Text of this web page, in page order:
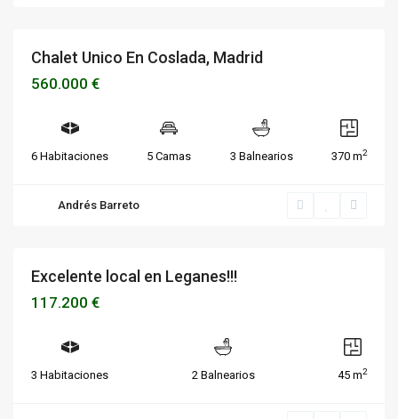
Chalet
Chalet Unico En Coslada, Madrid
560.000 €
6 Habitaciones 5 Camas 3 Balnearios 370 m2
Andrés Barreto
Excelente local en Leganes!!!
117.200 €
3 Habitaciones 2 Balnearios 45 m2